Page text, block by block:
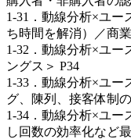
1-31．動線分析×ユ
ち時間を解消）／商
1-32．動線分析×ユ
ングス＞ P34
1-33．動線分析×ユ
グ、陳列、接客体制
1-34．動線分析×ユ
し回数の効率化など